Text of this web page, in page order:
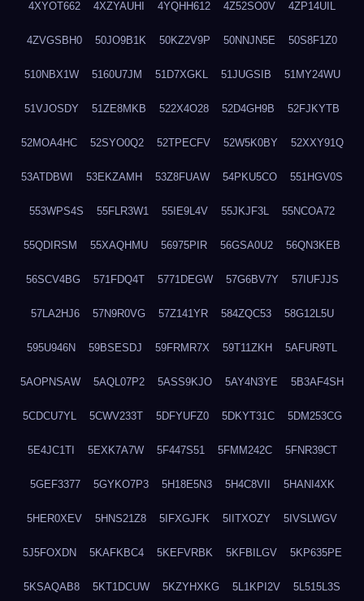
4XYOT662 4XZYAUHI 4YQHH612 4Z52SO0V 4ZP14UIL
4ZVGSBH0 50JO9B1K 50KZ2V9P 50NNJN5E 50S8F1Z0
510NBX1W 5160U7JM 51D7XGKL 51JUGSIB 51MY24WU
51VJOSDY 51ZE8MKB 522X4O28 52D4GH9B 52FJKYTB
52MOA4HC 52SYO0Q2 52TPECFV 52W5K0BY 52XXY91Q
53ATDBWI 53EKZAMH 53Z8FUAW 54PKU5CO 551HGV0S
553WPS4S 55FLR3W1 55IE9L4V 55JKJF3L 55NCOA72
55QDIRSM 55XAQHMU 56975PIR 56GSA0U2 56QN3KEB
56SCV4BG 571FDQ4T 5771DEGW 57G6BV7Y 57IUFJJS
57LA2HJ6 57N9R0VG 57Z141YR 584ZQC53 58G12L5U
595U946N 59BSESDJ 59FRMR7X 59T11ZKH 5AFUR9TL
5AOPNSAW 5AQL07P2 5ASS9KJO 5AY4N3YE 5B3AF4SH
5CDCU7YL 5CWV233T 5DFYUFZ0 5DKYT31C 5DM253CG
5E4JC1TI 5EXK7A7W 5F447S51 5FMM242C 5FNR39CT
5GEF3377 5GYKO7P3 5H18E5N3 5H4C8VII 5HANI4XK
5HER0XEV 5HNS21Z8 5IFXGJFK 5IITXOZY 5IVSLWGV
5J5FOXDN 5KAFKBC4 5KEFVRBK 5KFBILGV 5KP635PE
5KSAQAB8 5KT1DCUW 5KZYHXKG 5L1KPI2V 5L515L3S